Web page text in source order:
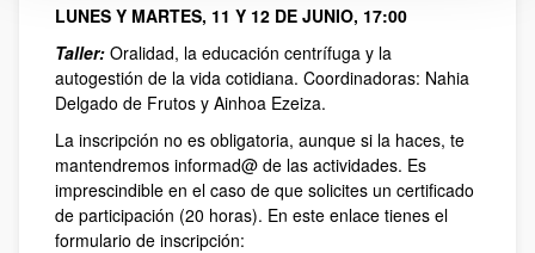
LUNES Y MARTES, 11 Y 12 DE JUNIO, 17:00
Taller: Oralidad, la educación centrífuga y la
autogestión de la vida cotidiana. Coordinadoras: Nahia
Delgado de Frutos y Ainhoa Ezeiza.
La inscripción no es obligatoria, aunque si la haces, te
mantendremos informad@ de las actividades. Es
imprescindible en el caso de que solicites un certificado
de participación (20 horas). En este enlace tienes el
formulario de inscripción: